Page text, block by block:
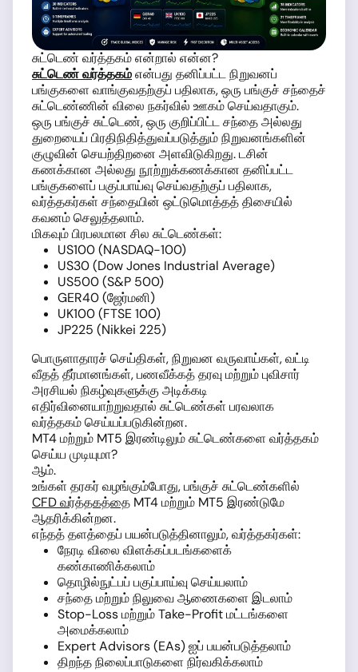
சுட்டெண் வர்த்தகம் என்றால் என்ன?
சுட்டெண் வர்த்தகம்என்பது தனிப்பட்ட நிறுவனப்
பங்குகளை வாங்குவதற்குப் பதிலாக, ஒரு பங்குச் சந்தைச்
சுட்டெண்ணின் விலை நகர்வில் ஊகம் செய்வதாகும்.
ஒரு பங்குச் சுட்டெண், ஒரு குறிப்பிட்ட சந்தை அல்லது
துறையைப் பிரதிநிதித்துவப்படுத்தும் நிறுவனங்களின்
குழுவின் செயற்திறனை அளவிடுகிறது. டசின்
கணக்கான அல்லது நூற்றுக்கணக்கான தனிப்பட்ட
பங்குகளைப் பகுப்பாய்வு செய்வதற்குப் பதிலாக,
வர்த்தகர்கள் சந்தையின் ஒட்டுமொத்தத் திசையில்
கவனம் செலுத்தலாம்.
மிகவும் பிரபலமான சில சுட்டெண்கள்:
US100 (NASDAQ-100)
US30 (Dow Jones Industrial Average)
US500 (S&P 500)
GER40 (ஜேர்மனி)
UK100 (FTSE 100)
JP225 (Nikkei 225)
பொருளாதாரச் செய்திகள், நிறுவன வருவாய்கள், வட்டி
வீதத் தீர்மானங்கள், பணவீக்கத் தரவு மற்றும் புவிசார்
அரசியல் நிகழ்வுகளுக்கு அடிக்கடி
எதிர்வினையாற்றுவதால் சுட்டெண்கள் பரவலாக
வர்த்தகம் செய்யப்படுகின்றன.
MT4 மற்றும் MT5 இரண்டிலும் சுட்டெண்களை வர்த்தகம்
செய்ய முடியுமா?
ஆம்.
உங்கள் தரகர் வழங்கும்போது, பங்குச் சுட்டெண்களில்
CFD வர்த்தகத்தை MT4 மற்றும் MT5 இரண்டுமே
ஆதரிக்கின்றன.
எந்தத் தளத்தைப் பயன்படுத்தினாலும், வர்த்தகர்கள்:
நேரடி விலை விளக்கப்படங்களைக்
கண்காணிக்கலாம்
தொழில்நுட்பப் பகுப்பாய்வு செய்யலாம்
சந்தை மற்றும் நிலுவை ஆணைகளை இடலாம்
Stop-Loss மற்றும் Take-Profit மட்டங்களை
அமைக்கலாம்
Expert Advisors (EAs) ஐப் பயன்படுத்தலாம்
திறந்த நிலைப்பாடுகளை நிர்வகிக்கலாம்